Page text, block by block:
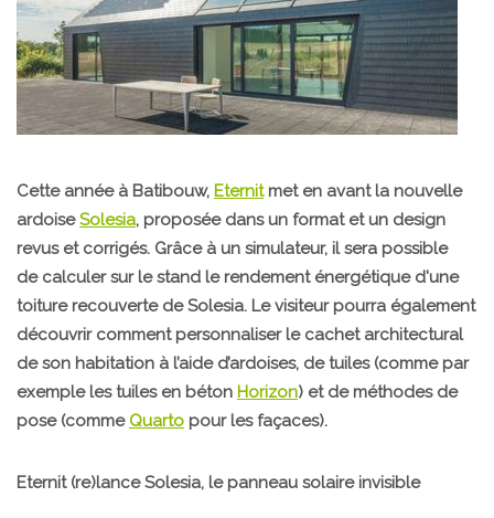
Cette année à Batibouw, Eternitmet en avant la nouvelle
ardoiseSolesia, proposée dans un format et un design
revus et corrigés. Grâce à un simulateur, il sera possible
de calculer sur le stand le rendement énergétique d'une
toiture recouverte de Solesia. Le visiteur pourra également
découvrir comment personnaliser le cachet architectural
de son habitation à l’aide d’ardoises, de tuiles (comme par
exemple les tuiles en béton Horizon) et de méthodes de
pose (comme Quarto pour les façaces).
Eternit (re)lance Solesia, le panneau solaire invisible